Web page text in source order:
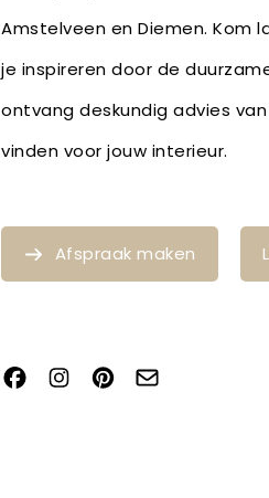
Amstelveen en Diemen. Kom
je inspireren door de
ontvang deskundig advies
vinden voor jouw interieur.
Afspraak maken